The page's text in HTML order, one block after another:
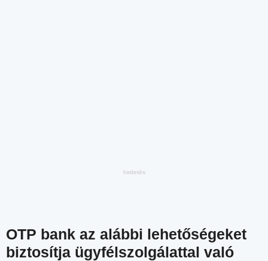
OTP bank az alábbi lehetőségeket
biztosítja ügyfélszolgálattal való